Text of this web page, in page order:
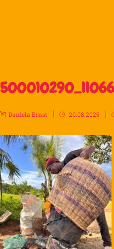
Daniela Ernst 20.08.2025